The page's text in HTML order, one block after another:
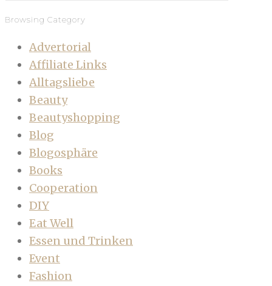
Browsing Category
Advertorial
Affiliate Links
Alltagsliebe
Beauty
Beautyshopping
Blog
Blogosphäre
Books
Cooperation
DIY
Eat Well
Essen und Trinken
Event
Fashion